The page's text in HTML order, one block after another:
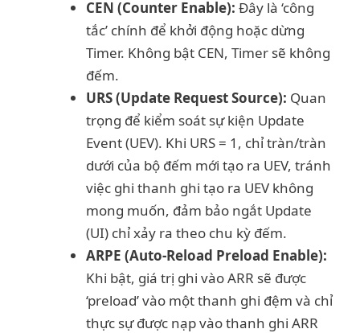
CEN (Counter Enable): Đây là ‘công
tắc’ chính để khởi động hoặc dừng
Timer. Không bật CEN, Timer sẽ không
đếm.
URS (Update Request Source): Quan
trọng để kiểm soát sự kiện Update
Event (UEV). Khi URS = 1, chỉ tràn/tràn
dưới của bộ đếm mới tạo ra UEV, tránh
việc ghi thanh ghi tạo ra UEV không
mong muốn, đảm bảo ngắt Update
(UI) chỉ xảy ra theo chu kỳ đếm.
ARPE (Auto-Reload Preload Enable):
Khi bật, giá trị ghi vào ARR sẽ được
‘preload’ vào một thanh ghi đệm và chỉ
thực sự được nạp vào thanh ghi ARR